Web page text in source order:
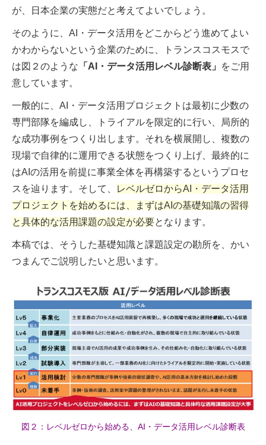
が、日本企業の実態だと考えてよいでしょう。
そのように、AI・データ活用をどこからどう進めてよい
かわからないという企業のために、トランスコスモスで
は図２のような 「AI・データ活用レベル診断表」
をご用
意しています。
一般的に、AI・データ活用プロジェクトは最初に少数の
専門部隊を編成し、トライアルを限定的に行い、局所的
な成功事例をつくり出します。それを横展開し、複数の
現場で自律的に運用できる状態をつくり上げ、最終的に
はAIの活用を前提に事業全体を再構築するというプロセ
スを辿ります。そして、
レベルゼロからAI・データ活用
プロジェクトを始めるには、まずはAIの基礎知識の習得
と具体的な活用課題の設定が必要となります。
本稿では、そうした基礎知識と課題設定の勘所を、かい
つまんでご説明したいと思います。
図２：レベルゼロから始める、AI・データ活用レベル診断表